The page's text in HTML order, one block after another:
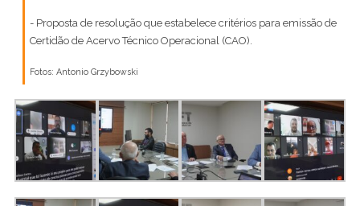
- Proposta de resolução que estabelece critérios para emissão de
Certidão de Acervo Técnico Operacional (CAO).
Fotos: Antonio Grzybowski